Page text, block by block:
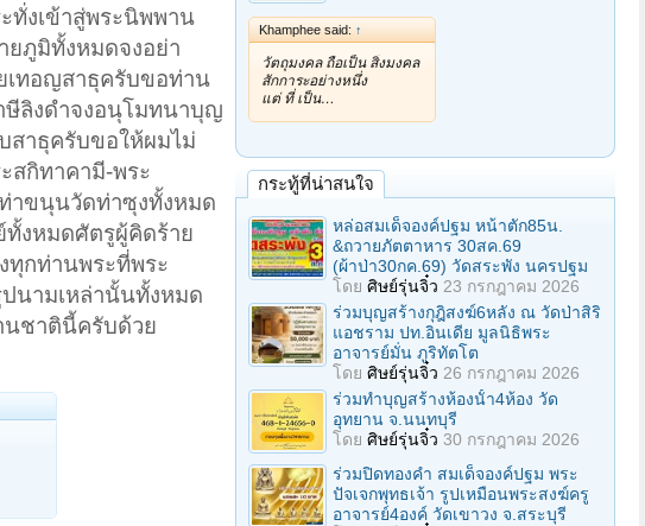
งเข้าสู่พระนิพพาน
ยภูมิทั้งหมดจงอย่า
เทอญสาธุครับขอท่าน
ลิงดำจงอนุโมทนาบุญ
สาธุครับขอให้ผมไม่
สกิทาคามี-พระ
าขนุนวัดท่าซุงทั้งหมด
งหมดศัตรูผู้คิดร้าย
ทุกท่านพระที่พระ
นามเหล่านั้นทั้งหมด
นชาตินี้ครับด้วย
Khamphee said: ↑
วัตถุมงคล ถือเป็น สิ่งมงคล
สักการะอย่างหนึ่ง
แต่ ที่ เป็น…
กระทู้ที่น่าสนใจ
หล่อสมเด็จองค์ปฐม หน้าตัก85น.
&ถวายภัตตาหาร 30สค.69
(ผ้าป่า30กค.69) วัดสระพัง นครปฐม
โดย ศิษย์รุ่นจิ๋ว 23 กรกฎาคม 2026
ร่วมบุญสร้างกุฎิสงฆ์6หลัง ณ วัดป่าสิริ
แอชราม ปท.อินเดีย มูลนิธิพระ
อาจารย์มั่น ภูริทัตโต
โดย ศิษย์รุ่นจิ๋ว 26 กรกฎาคม 2026
ร่วมทําบุญสร้างห้องนั้า4ห้อง วัด
อุทยาน จ.นนทบุรี
โดย ศิษย์รุ่นจิ๋ว 30 กรกฎาคม 2026
ร่วมปิดทองคํา สมเด็จองค์ปฐม พระ
ปัจเจกพุทธเจ้า รูปเหมือนพระสงฆ์ครู
อาจารย์4องค์ วัดเขาวง จ.สระบุรี